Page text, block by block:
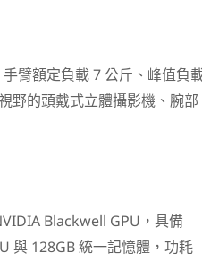
臂額定負載 7 公斤、峰值負
野的頭戴式立體攝影機、腕部
Blackwell GPU，具備
與 128GB 統一記憶體，功耗